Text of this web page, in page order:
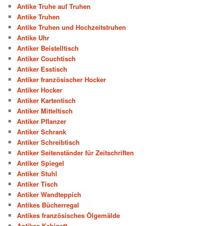
Antike Truhe auf Truhen
Antike Truhen
Antike Truhen und Hochzeitstruhen
Antike Uhr
Antiker Beistelltisch
Antiker Couchtisch
Antiker Esstisch
Antiker französischer Hocker
Antiker Hocker
Antiker Kartentisch
Antiker Mitteltisch
Antiker Pflanzer
Antiker Schrank
Antiker Schreibtisch
Antiker Seitenständer für Zeitschriften
Antiker Spiegel
Antiker Stuhl
Antiker Tisch
Antiker Wandteppich
Antikes Bücherregal
Antikes französisches Ölgemälde